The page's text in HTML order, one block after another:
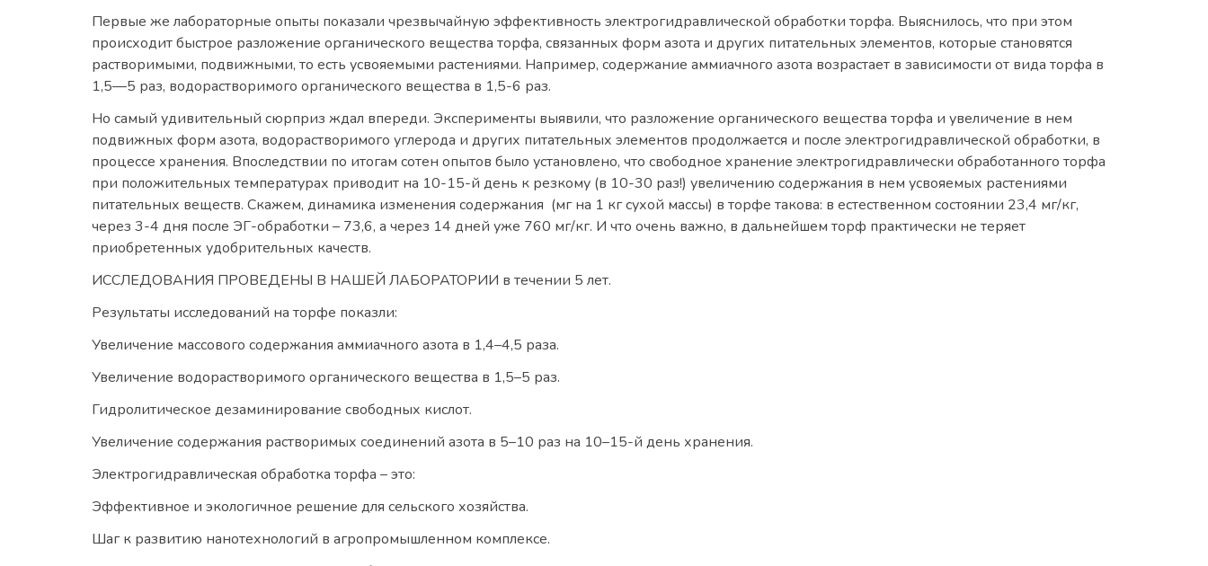
Первые же лабораторные опыты показали чрезвычайную эффективность электрогидравлической обработки торфа. Выяснилось, что при этом
происходит быстрое разложение органического вещества торфа, связанных форм азота и других питательных элементов, которые становятся
растворимыми, подвижными, то есть усвояемыми растениями. Например, содержание аммиачного азота возрастает в зависимости от вида торфа в
1,5—5 раз, водорастворимого органического вещества в 1,5-6 раз.
Но самый удивительный сюрприз ждал впереди. Эксперименты выявили, что разложение органического вещества торфа и увеличение в нем
подвижных форм азота, водорастворимого углерода и других питательных элементов продолжается и после электрогидравлической обработки, в
процессе хранения. Впоследствии по итогам сотен опытов было установлено, что свободное хранение электрогидравлически обработанного торфа
при положительных температурах приводит на 10-15-й день к резкому (в 10-30 раз!) увеличению содержания в нем усвояемых растениями
питательных веществ. Скажем, динамика изменения содержания (мг на 1 кг сухой массы) в торфе такова: в естественном состоянии 23,4 мг/кг,
через 3-4 дня после ЭГ-обработки – 73,6, а через 14 дней уже 760 мг/кг. И что очень важно, в дальнейшем торф практически не теряет
приобретенных удобрительных качеств.
ИССЛЕДОВАНИЯ ПРОВЕДЕНЫ В НАШЕЙ ЛАБОРАТОРИИ в течении 5 лет.
Результаты исследований на торфе показли:
Увеличение массового содержания аммиачного азота в 1,4–4,5 раза.
Увеличение водорастворимого органического вещества в 1,5–5 раз.
Гидролитическое дезаминирование свободных кислот.
Увеличение содержания растворимых соединений азота в 5–10 раз на 10–15-й день хранения.
Электрогидравлическая обработка торфа – это:
Эффективное и экологичное решение для сельского хозяйства.
Шаг к развитию нанотехнологий в агропромышленном комплексе.